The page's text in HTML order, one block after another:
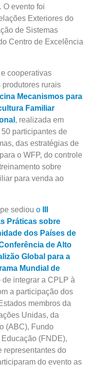
O evento foi
Exteriores do
de Sistemas
Centro de Excelência
cooperativas
rurais
Mecanismos para
Familiar
, realizada em
participantes de
das estratégias de
o WFP, do controle
sobre
para venda ao
sediou o
Práticas sobre
dos Países de
de Alto
Global para a
Mundial de
integrar a CPLP à
a participação dos
membros da
Unidas, da
(ABC), Fundo
(FNDE),
representantes do
do evento as